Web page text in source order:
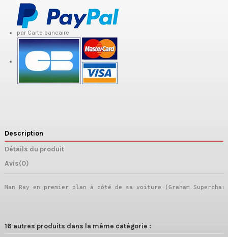
par Carte bancaire
Description
Détails du produit
Avis(0)
Man Ray en premier plan à côté de sa voiture (Graham
16 autres produits dans la même catégorie :